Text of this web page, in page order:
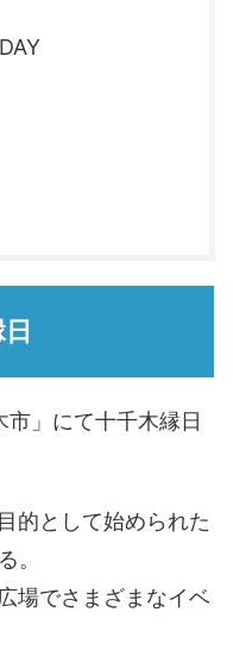
」にて十千木縁日
的として始められた
。
場でさまざまなイベ